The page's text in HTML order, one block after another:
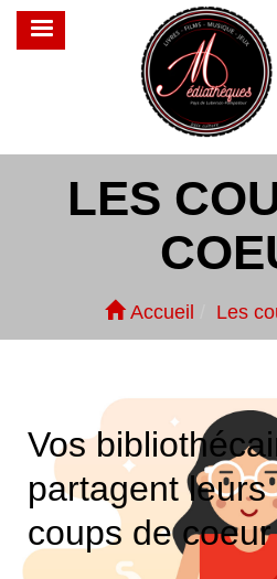
Aller
LES
Accueil Les
Vos
partagent
coups de